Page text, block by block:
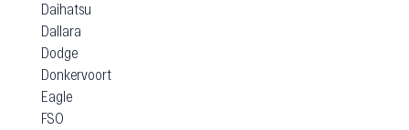
Daihatsu
Dallara
Dodge
Donkervoort
Eagle
FSO